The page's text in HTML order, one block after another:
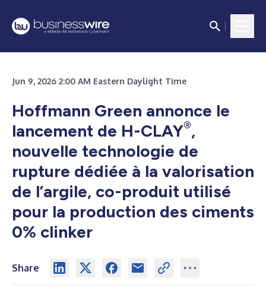
Jun 9, 2026 2:00 AM Eastern Daylight Time
Hoffmann Green annonce le
lancement de H-CLAY®,
nouvelle technologie de
rupture dédiée à la valorisation
de l’argile, co-produit utilisé
pour la production des ciments
0% clinker
Share